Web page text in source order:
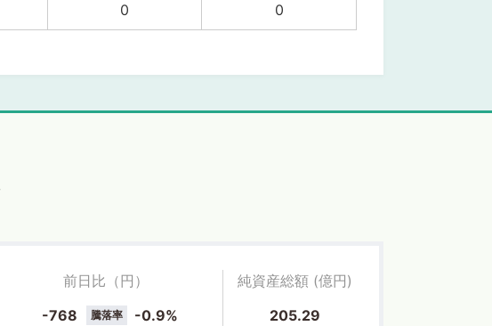
0 0
前日比（円）
-768
騰落率 -0.9%
純資産総額 (億円)
205.29